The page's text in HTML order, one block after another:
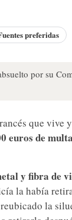
preferidas
por su
que vive
euros de multa
y fibra de
la había
la